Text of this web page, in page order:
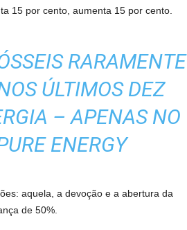
15 por cento, aumenta 15 por cento.
RARAMENTE
ÚLTIMOS DEZ
– APENAS NO
ENERGY
aquela, a devoção e a abertura da
de 50%.